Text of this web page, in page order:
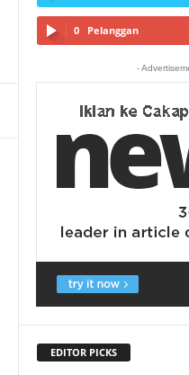
0 Pelanggan
-
EDITOR PICKS